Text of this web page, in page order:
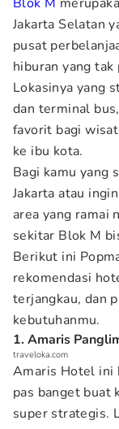
Jakarta Selatan
pusat
hiburan yang tak
Lokasinya yang
dan terminal
favorit bagi
ke ibu kota.
Bagi kamu yang
Jakarta atau ingin
area yang ramai
sekitar Blok M
Berikut ini
rekomendasi
terjangkau, dan
kebutuhanmu.
1. Amaris
traveloka.com
Amaris Hotel ini
pas banget buat
super strategis.